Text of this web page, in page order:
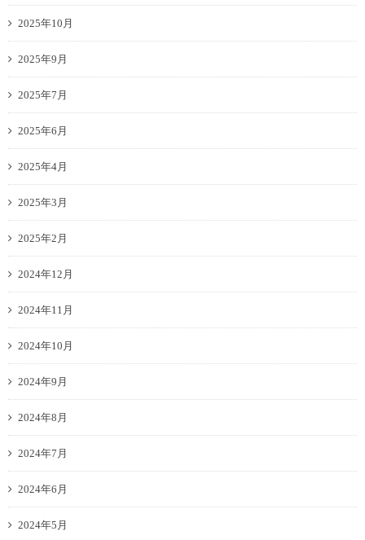
2025年10月
2025年9月
2025年7月
2025年6月
2025年4月
2025年3月
2025年2月
2024年12月
2024年11月
2024年10月
2024年9月
2024年8月
2024年7月
2024年6月
2024年5月